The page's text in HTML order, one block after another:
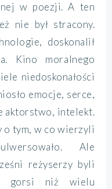
w poezji. A ten
nie był stracony.
doskonalił
Kino moralnego
niedoskonałości
emocje, serce,
aktorstwo, intelekt.
tym, w co wierzyli
Ale
reżyserzy byli
gorsi niż wielu